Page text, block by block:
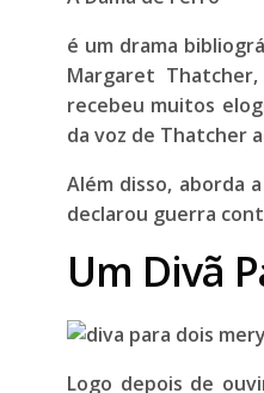
é um drama
Margaret Thatcher
recebeu muitos
da voz de Thatcher
Além disso, aborda
declarou guerra
Um Divã
Logo depois de